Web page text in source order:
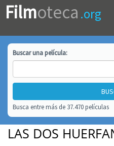
Filmoteca .org
Buscar unapelícula:
Busca entre más de 37.470 películas
LAS DOS